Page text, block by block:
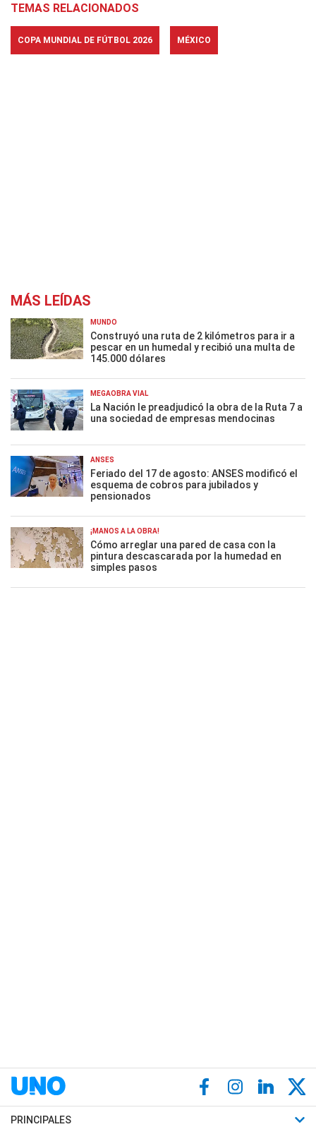
TEMAS RELACIONADOS
COPA MUNDIAL DE FÚTBOL 2026 MÉXICO
MÁS LEÍDAS
MUNDO
Construyó una ruta de 2 kilómetros para ir a
pescar en un humedal y recibió una multa de
145.000 dólares
MEGAOBRA VIAL
La Nación le preadjudicó la obra de la Ruta 7 a
una sociedad de empresas mendocinas
ANSES
Feriado del 17 de agosto: ANSES modificó el
esquema de cobros para jubilados y
pensionados
¡MANOS A LA OBRA!
Cómo arreglar una pared de casa con la
pintura descascarada por la humedad en
simples pasos
PRINCIPALES